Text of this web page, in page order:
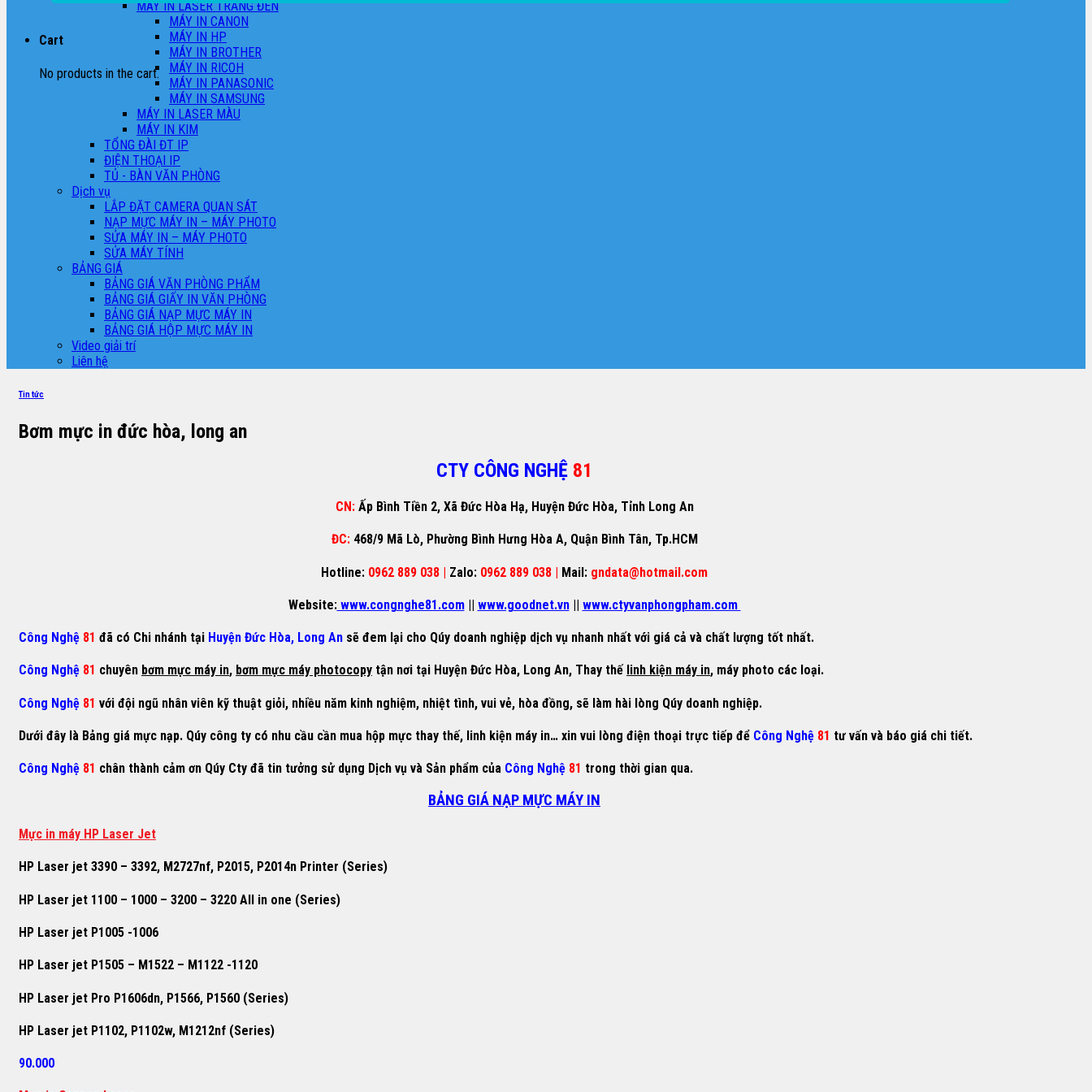
Cart
No products in the cart.
MÁY IN LASER TRẮNG ĐEN
MÁY IN CANON
MÁY IN HP
MÁY IN BROTHER
MÁY IN RICOH
MÁY IN PANASONIC
MÁY IN SAMSUNG
MÁY IN LASER MÀU
MÁY IN KIM
TỔNG ĐÀI ĐT IP
ĐIỆN THOẠI IP
TỦ - BÀN VĂN PHÒNG
Dịch vụ
LẮP ĐẶT CAMERA QUAN SÁT
NẠP MỰC MÁY IN – MÁY PHOTO
SỬA MÁY IN – MÁY PHOTO
SỬA MÁY TÍNH
BẢNG GIÁ
BẢNG GIÁ VĂN PHÒNG PHẨM
BẢNG GIÁ GIẤY IN VĂN PHÒNG
BẢNG GIÁ NẠP MỰC MÁY IN
BẢNG GIÁ HỘP MỰC MÁY IN
Video giải trí
Liên hệ
Tin tức
Bơm mực in đức hòa, long an
CTY CÔNG NGHỆ 81
CN: Ấp Bình Tiền 2, Xã Đức Hòa Hạ, Huyện Đức Hòa, Tỉnh Long An
ĐC: 468/9 Mã Lò, Phường Bình Hưng Hòa A, Quận Bình Tân, Tp.HCM
Hotline: 0962 889 038 | Zalo: 0962 889 038 | Mail: gndata@hotmail.com
Website:www.congnghe81.com || www.goodnet.vn || www.ctyvanphongpham.com
Công Nghệ 81 đã có Chi nhánh tại Huyện Đức Hòa, Long An sẽ đem lại cho Qúy doanh nghiệp dịch vụ nhanh nhất với giá cả và chất lượng tốt nhất.
Công Nghệ 81 chuyên bơm mực máy in, bơm mực máy photocopy tận nơi tại Huyện Đức Hòa, Long An, Thay thế linh kiện máy in, máy photo các loại.
Công Nghệ 81 với đội ngũ nhân viên kỹ thuật giỏi, nhiều năm kinh nghiệm, nhiệt tình, vui vẻ, hòa đồng, sẽ làm hài lòng Qúy doanh nghiệp.
Dưới đây là Bảng giá mực nạp. Qúy công ty có nhu cầu cần mua hộp mực thay thế, linh kiện máy in… xin vui lòng điện thoại trực tiếp để Công Nghệ 81 tư vấn và báo giá chi tiết.
Công Nghệ 81 chân thành cảm ơn Qúy Cty đã tin tưởng sử dụng Dịch vụ và Sản phẩm của Công Nghệ 81 trong thời gian qua.
BẢNG GIÁ NẠP MỰC MÁY IN
Mực in máy HP Laser Jet
HP Laser jet 3390 – 3392, M2727nf, P2015, P2014n Printer (Series)
HP Laser jet 1100 – 1000 – 3200 – 3220 All in one (Series)
HP Laser jet P1005 -1006
HP Laser jet P1505 – M1522 – M1122 -1120
HP Laser jet Pro P1606dn, P1566, P1560 (Series)
HP Laser jet P1102, P1102w, M1212nf (Series)
90.000